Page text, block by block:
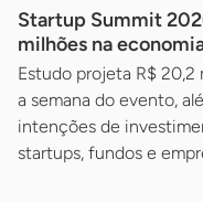
Startup Summit
milhões na
Estudo projeta R$
a semana do evento,
intenções de
startups, fundos e